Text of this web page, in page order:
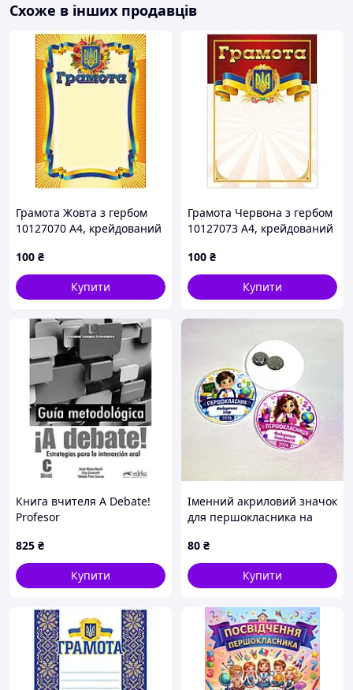
Схоже в інших продавців
Грамота Жовта з гербом
10127070 А4, крейдований
100 ₴
Купити
Грамота Червона з гербом
10127073 А4, крейдований
100 ₴
Купити
Книга вчителя A Debate!
Profesor
825 ₴
Купити
Іменний акриловий значок
для першокласника на
Вересня. Значок до школи
80 ₴
Купити